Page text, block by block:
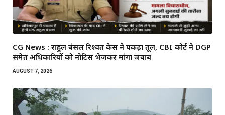
CG News : राहुल बंसल रिश्वत केस ने पकड़ा तूल, CBI कोर्ट ने DGP
समेत अधिकारियों को नोटिस भेजकर मांगा जवाब
AUGUST 7, 2026